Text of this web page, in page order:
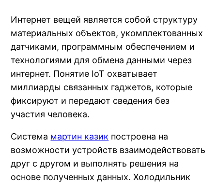
Интернет вещей является собой структуру
материальных объектов, укомплектованных
датчиками, программным обеспечением и
технологиями для обмена данными через
интернет. Понятие IoT охватывает
миллиарды связанных гаджетов, которые
фиксируют и передают сведения без
участия человека.
Система мартин казик построена на
возможности устройств взаимодействовать
друг с другом и выполнять решения на
основе полученных данных. Холодильник